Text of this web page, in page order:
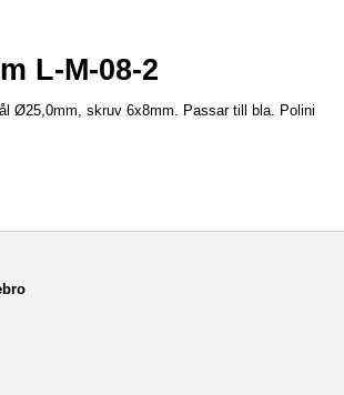
L-M-08-2
Ø25,0mm, skruv 6x8mm. Passar till bla. Polini